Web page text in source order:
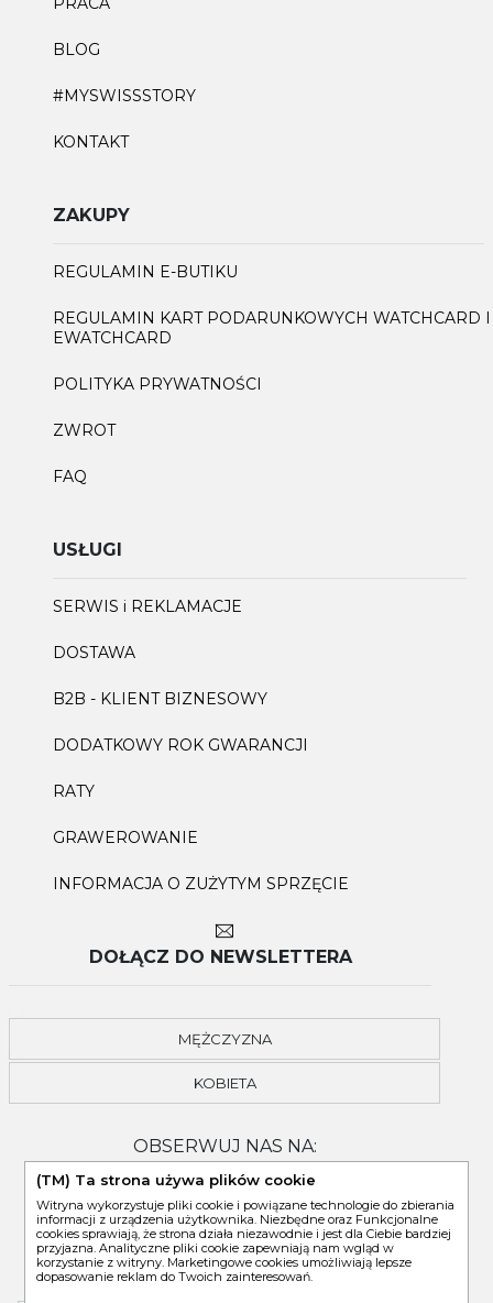
BLOG
#MYSWISSSTORY
KONTAKT
ZAKUPY
REGULAMIN E-BUTIKU
REGULAMIN KART PODARUNKOWYCH WATCHCARD I
EWATCHCARD
POLITYKA PRYWATNOŚCI
ZWROT
FAQ
USŁUGI
SERWIS i REKLAMACJE
DOSTAWA
B2B - KLIENT BIZNESOWY
DODATKOWY ROK GWARANCJI
RATY
GRAWEROWANIE
INFORMACJA O ZUŻYTYM SPRZĘCIE
DOŁĄCZ DO NEWSLETTERA
MĘŻCZYZNA
KOBIETA
OBSERWUJ NAS NA:
(TM) Ta strona używa plików cookie
Witryna wykorzystuje pliki cookie i powiązane technologie do zbierania
informacji z urządzenia użytkownika. Niezbędne oraz Funkcjonalne
cookies sprawiają, że strona działa niezawodnie i jest dla Ciebie bardziej
przyjazna. Analityczne pliki cookie zapewniają nam wgląd w
korzystanie z witryny. Marketingowe cookies umożliwiają lepsze
dopasowanie reklam do Twoich zainteresowań.